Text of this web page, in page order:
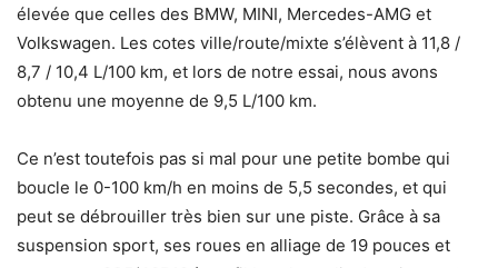
élevée que celles des BMW, MINI, Mercedes-AMG et
Volkswagen. Les cotes ville/route/mixte s’élèvent à 11,8 /
8,7 / 10,4 L/100 km, et lors de notre essai, nous avons
obtenu une moyenne de 9,5 L/100 km.
Ce n’est toutefois pas si mal pour une petite bombe qui
boucle le 0-100 km/h en moins de 5,5 secondes, et qui
peut se débrouiller très bien sur une piste. Grâce à sa
suspension sport, ses roues en alliage de 19 pouces et